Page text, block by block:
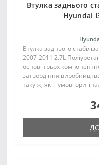
Втулка заднього
Hyundai
Втулка заднього
2007-2011 2.7L
основі трьох
затвердіння
таку ж, як і гумові